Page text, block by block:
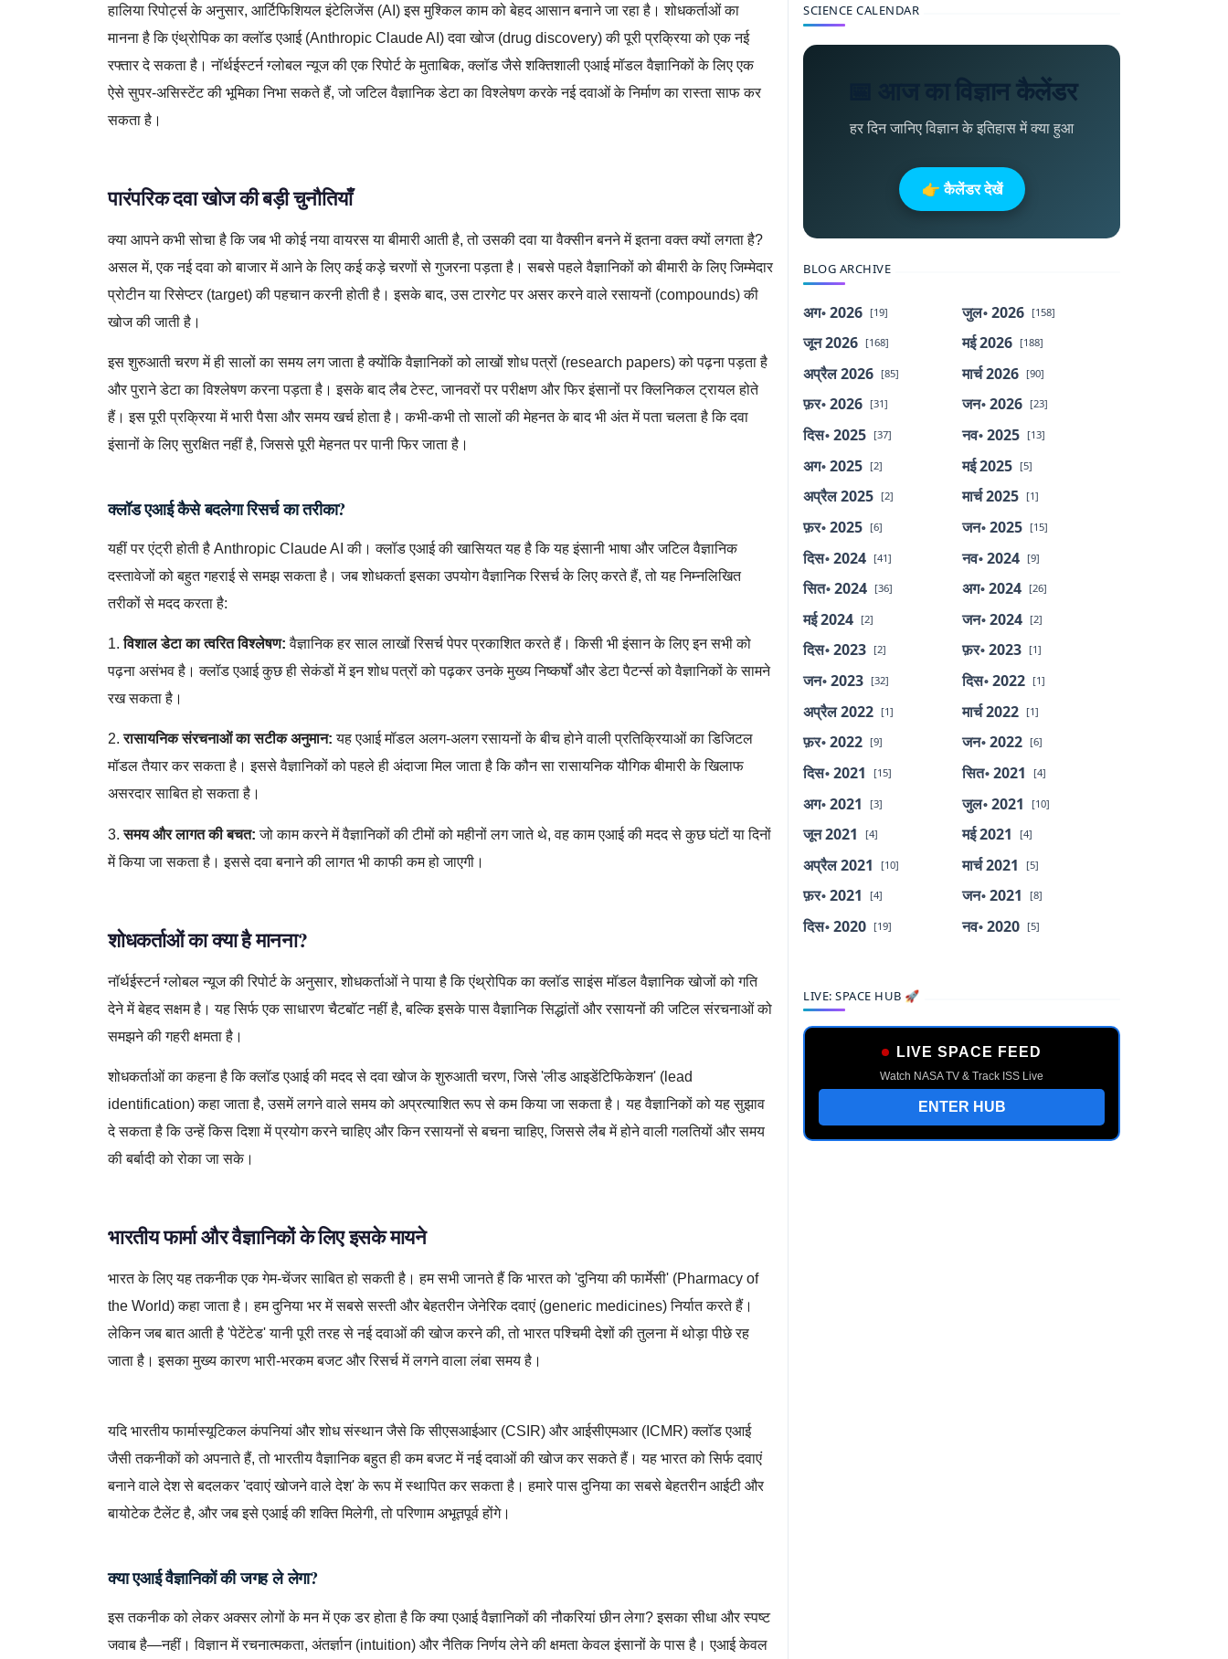
हालिया रिपोर्ट्स के अनुसार, आर्टिफिशियल इंटेलिजेंस (AI) इस मुश्किल काम को बेहद आसान बनाने जा रहा है। शोधकर्ताओं का
मानना है कि एंथ्रोपिक का क्लॉड एआई (Anthropic Claude AI) दवा खोज (drug discovery) की पूरी प्रक्रिया को एक नई
रफ्तार दे सकता है। नॉर्थईस्टर्न ग्लोबल न्यूज की एक रिपोर्ट के मुताबिक, क्लॉड जैसे शक्तिशाली एआई मॉडल वैज्ञानिकों के लिए एक
ऐसे सुपर-असिस्टेंट की भूमिका निभा सकते हैं, जो जटिल वैज्ञानिक डेटा का विश्लेषण करके नई दवाओं के निर्माण का रास्ता साफ कर
सकता है।
पारंपरिक दवा खोज की बड़ी चुनौतियाँ
क्या आपने कभी सोचा है कि जब भी कोई नया वायरस या बीमारी आती है, तो उसकी दवा या वैक्सीन बनने में इतना वक्त क्यों लगता है?
असल में, एक नई दवा को बाजार में आने के लिए कई कड़े चरणों से गुजरना पड़ता है। सबसे पहले वैज्ञानिकों को बीमारी के लिए जिम्मेदार
प्रोटीन या रिसेप्टर (target) की पहचान करनी होती है। इसके बाद, उस टारगेट पर असर करने वाले रसायनों (compounds) की
खोज की जाती है।
इस शुरुआती चरण में ही सालों का समय लग जाता है क्योंकि वैज्ञानिकों को लाखों शोध पत्रों (research papers) को पढ़ना पड़ता है
और पुराने डेटा का विश्लेषण करना पड़ता है। इसके बाद लैब टेस्ट, जानवरों पर परीक्षण और फिर इंसानों पर क्लिनिकल ट्रायल होते
हैं। इस पूरी प्रक्रिया में भारी पैसा और समय खर्च होता है। कभी-कभी तो सालों की मेहनत के बाद भी अंत में पता चलता है कि दवा
इंसानों के लिए सुरक्षित नहीं है, जिससे पूरी मेहनत पर पानी फिर जाता है।
क्लॉड एआई कैसे बदलेगा रिसर्च का तरीका?
यहीं पर एंट्री होती है Anthropic Claude AI की। क्लॉड एआई की खासियत यह है कि यह इंसानी भाषा और जटिल वैज्ञानिक
दस्तावेजों को बहुत गहराई से समझ सकता है। जब शोधकर्ता इसका उपयोग वैज्ञानिक रिसर्च के लिए करते हैं, तो यह निम्नलिखित
तरीकों से मदद करता है:
1.विशाल डेटा का त्वरित विश्लेषण: वैज्ञानिक हर साल लाखों रिसर्च पेपर प्रकाशित करते हैं। किसी भी इंसान के लिए इन सभी को
पढ़ना असंभव है। क्लॉड एआई कुछ ही सेकंडों में इन शोध पत्रों को पढ़कर उनके मुख्य निष्कर्षों और डेटा पैटर्न्स को वैज्ञानिकों के सामने
रख सकता है।
2.रासायनिक संरचनाओं का सटीक अनुमान: यह एआई मॉडल अलग-अलग रसायनों के बीच होने वाली प्रतिक्रियाओं का डिजिटल
मॉडल तैयार कर सकता है। इससे वैज्ञानिकों को पहले ही अंदाजा मिल जाता है कि कौन सा रासायनिक यौगिक बीमारी के खिलाफ
असरदार साबित हो सकता है।
3.समय और लागत की बचत: जो काम करने में वैज्ञानिकों की टीमों को महीनों लग जाते थे, वह काम एआई की मदद से कुछ घंटों या दिनों
में किया जा सकता है। इससे दवा बनाने की लागत भी काफी कम हो जाएगी।
शोधकर्ताओं का क्या है मानना?
नॉर्थईस्टर्न ग्लोबल न्यूज की रिपोर्ट के अनुसार, शोधकर्ताओं ने पाया है कि एंथ्रोपिक का क्लॉड साइंस मॉडल वैज्ञानिक खोजों को गति
देने में बेहद सक्षम है। यह सिर्फ एक साधारण चैटबॉट नहीं है, बल्कि इसके पास वैज्ञानिक सिद्धांतों और रसायनों की जटिल संरचनाओं को
समझने की गहरी क्षमता है।
शोधकर्ताओं का कहना है कि क्लॉड एआई की मदद से दवा खोज के शुरुआती चरण, जिसे 'लीड आइडेंटिफिकेशन' (lead
identification) कहा जाता है, उसमें लगने वाले समय को अप्रत्याशित रूप से कम किया जा सकता है। यह वैज्ञानिकों को यह सुझाव
दे सकता है कि उन्हें किस दिशा में प्रयोग करने चाहिए और किन रसायनों से बचना चाहिए, जिससे लैब में होने वाली गलतियों और समय
की बर्बादी को रोका जा सके।
भारतीय फार्मा और वैज्ञानिकों के लिए इसके मायने
भारत के लिए यह तकनीक एक गेम-चेंजर साबित हो सकती है। हम सभी जानते हैं कि भारत को 'दुनिया की फार्मेसी' (Pharmacy of
the World) कहा जाता है। हम दुनिया भर में सबसे सस्ती और बेहतरीन जेनेरिक दवाएं (generic medicines) निर्यात करते हैं।
लेकिन जब बात आती है 'पेटेंटेड' यानी पूरी तरह से नई दवाओं की खोज करने की, तो भारत पश्चिमी देशों की तुलना में थोड़ा पीछे रह
जाता है। इसका मुख्य कारण भारी-भरकम बजट और रिसर्च में लगने वाला लंबा समय है।
यदि भारतीय फार्मास्यूटिकल कंपनियां और शोध संस्थान जैसे कि सीएसआईआर (CSIR) और आईसीएमआर (ICMR) क्लॉड एआई
जैसी तकनीकों को अपनाते हैं, तो भारतीय वैज्ञानिक बहुत ही कम बजट में नई दवाओं की खोज कर सकते हैं। यह भारत को सिर्फ दवाएं
बनाने वाले देश से बदलकर 'दवाएं खोजने वाले देश' के रूप में स्थापित कर सकता है। हमारे पास दुनिया का सबसे बेहतरीन आईटी और
बायोटेक टैलेंट है, और जब इसे एआई की शक्ति मिलेगी, तो परिणाम अभूतपूर्व होंगे।
क्या एआई वैज्ञानिकों की जगह ले लेगा?
इस तकनीक को लेकर अक्सर लोगों के मन में एक डर होता है कि क्या एआई वैज्ञानिकों की नौकरियां छीन लेगा? इसका सीधा और स्पष्ट
जवाब है—नहीं। विज्ञान में रचनात्मकता, अंतर्ज्ञान (intuition) और नैतिक निर्णय लेने की क्षमता केवल इंसानों के पास है। एआई केवल
SCIENCE CALENDAR
📅 आज का विज्ञान कैलेंडर
हर दिन जानिए विज्ञान के इतिहास में क्या हुआ
👉 कैलेंडर देखें
BLOG ARCHIVE
अग॰ 2026 [19] जुल॰ 2026 [158]
जून 2026 [168] मई 2026 [188]
अप्रैल 2026 [85] मार्च 2026 [90]
फ़र॰ 2026 [31] जन॰ 2026 [23]
दिस॰ 2025 [37] नव॰ 2025 [13]
अग॰ 2025 [2] मई 2025 [5]
अप्रैल 2025 [2] मार्च 2025 [1]
फ़र॰ 2025 [6] जन॰ 2025 [15]
दिस॰ 2024 [41] नव॰ 2024 [9]
सित॰ 2024 [36] अग॰ 2024 [26]
मई 2024 [2] जन॰ 2024 [2]
दिस॰ 2023 [2] फ़र॰ 2023 [1]
जन॰ 2023 [32] दिस॰ 2022 [1]
अप्रैल 2022 [1] मार्च 2022 [1]
फ़र॰ 2022 [9] जन॰ 2022 [6]
दिस॰ 2021 [15] सित॰ 2021 [4]
अग॰ 2021 [3] जुल॰ 2021 [10]
जून 2021 [4] मई 2021 [4]
अप्रैल 2021 [10] मार्च 2021 [5]
फ़र॰ 2021 [4] जन॰ 2021 [8]
दिस॰ 2020 [19] नव॰ 2020 [5]
LIVE: SPACE HUB 🚀
LIVE SPACE FEED
Watch NASA TV & Track ISS Live
ENTER HUB